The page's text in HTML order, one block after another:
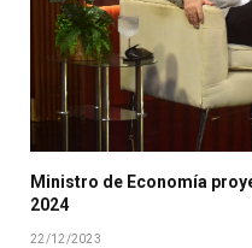
Ministro de Economía
2024
22/12/2023